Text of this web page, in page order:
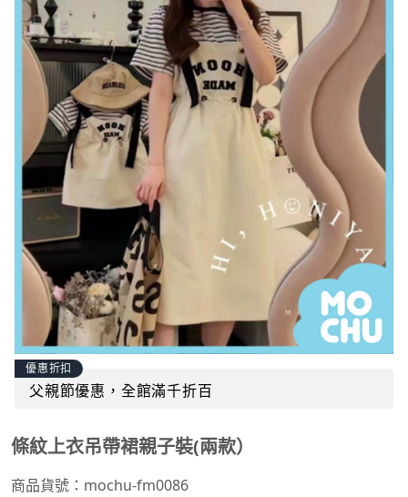
優惠折扣
父親節優惠，全館滿千折百
條紋上衣吊帶裙親子裝(兩款）
商品貨號： mochu-fm0086